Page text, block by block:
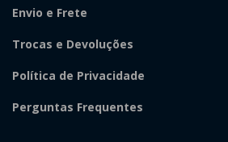
Envio e Frete
Trocas e Devoluções
Política de Privacidade
Perguntas Frequentes